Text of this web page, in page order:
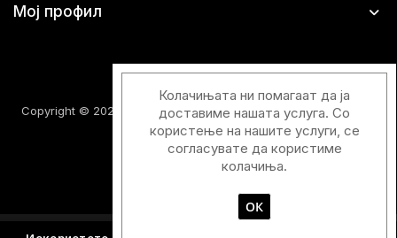
Мој профил
Copyright © 2026 Шатци Парфимерии. Сите права задржани.
Designed & Developed with
Колачињата ни помагаат да ја
доставиме нашата услуга. Со
користење на нашите услуги, се
согласувате да користиме
колачиња.
ОК